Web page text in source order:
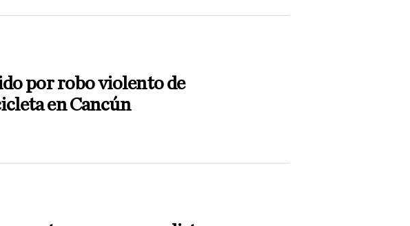
por robo violento de
en Cancún